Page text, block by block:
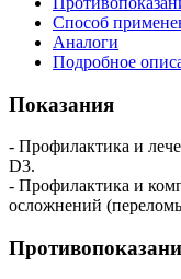
Способ
Аналоги
Подробное
Показания
- Профилактика и
D3.
- Профилактика и
осложнений